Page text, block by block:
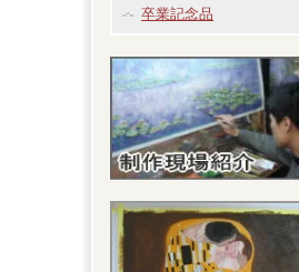
卒業記念品